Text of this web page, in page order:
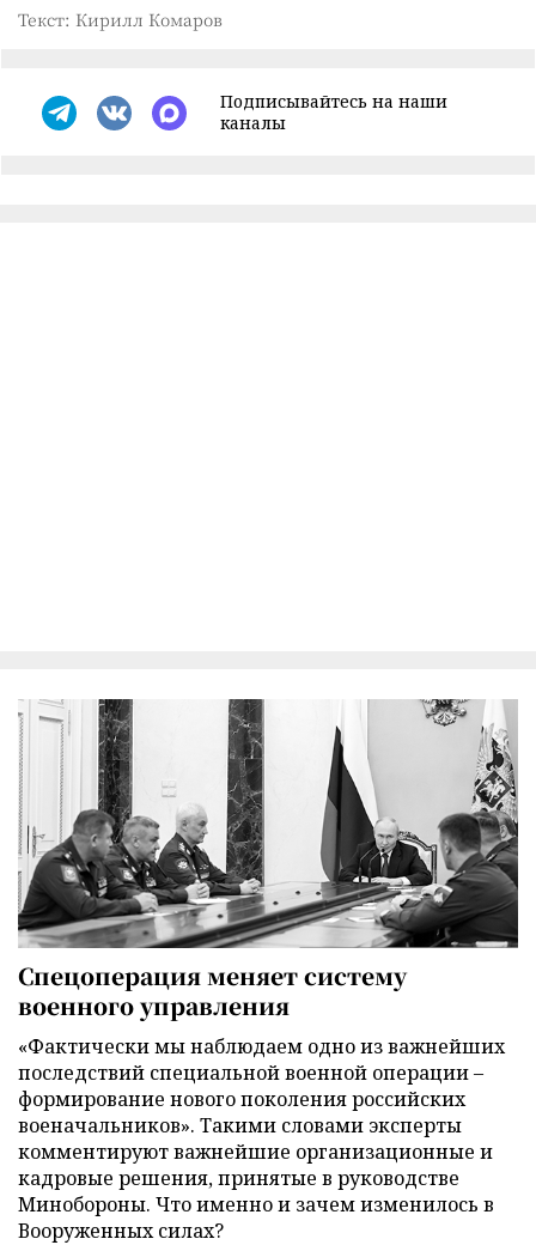
Текст: Кирилл Комаров
Подписывайтесь на наши
каналы
Спецоперация меняет систему
военного управления
«Фактически мы наблюдаем одно из важнейших
последствий специальной военной операции –
формирование нового поколения российских
военачальников». Такими словами эксперты
комментируют важнейшие организационные и
кадровые решения, принятые в руководстве
Минобороны. Что именно и зачем изменилось в
Вооруженных силах?